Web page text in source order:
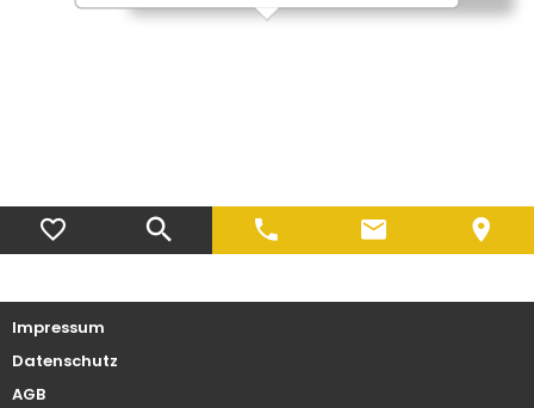
Impressum
Datenschutz
AGB